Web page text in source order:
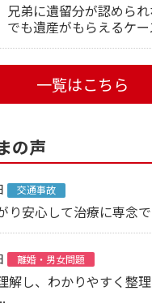
兄弟に遺留分が認めら
でも遺産がもらえるケー
一覧はこちら
の声
交通事故
り安心して治療に専念
離婚・男女問題
解し、わかりやすく整